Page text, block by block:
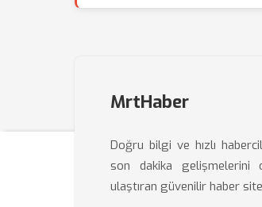
MrtHaber
Doğru bilgi ve hızlı
son dakika gelişmelerini
ulaştıran güvenilir haber